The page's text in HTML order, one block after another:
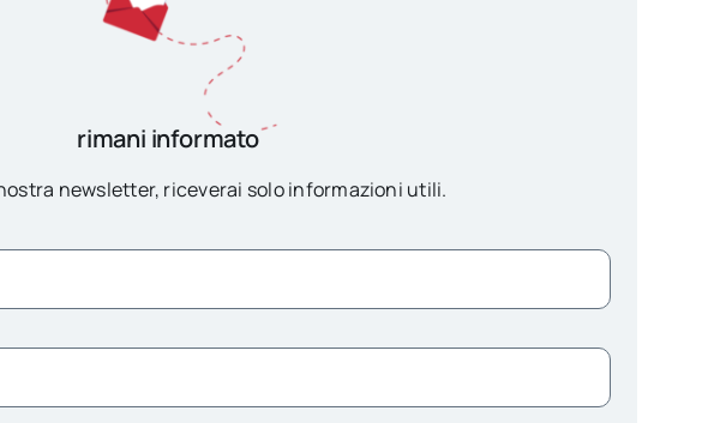
rimani informato
newsletter, riceverai solo informazioni utili.